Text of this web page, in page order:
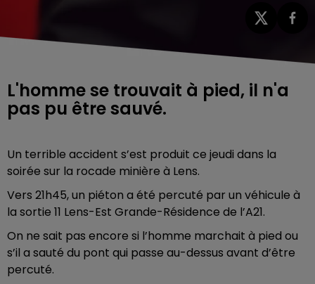
L'homme se trouvait à pied, il n'a
pas pu être sauvé.
Un terrible accident s’est produit ce jeudi dans la
soirée sur la rocade minière à Lens.
Vers 21h45, un piéton a été percuté par un véhicule à
la sortie 11 Lens-Est Grande-Résidence de l’A21.
On ne sait pas encore si l’homme marchait à pied ou
s’il a sauté du pont qui passe au-dessus avant d’être
percuté.